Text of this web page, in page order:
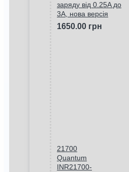
заряду від 0.25A до
3A, нова версія
1650.00 грн
21700
Quantum
INR21700-